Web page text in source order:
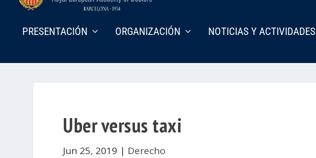
PRESENTACIÓN ORGANIZACIÓN NOTICIAS Y ACTIVIDADES
Uber versus taxi
Jun 25, 2019 | Derecho